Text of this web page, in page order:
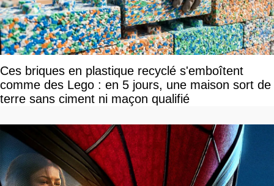
Ces briques en plastique recyclé s'emboîtent
comme des Lego : en 5 jours, une maison sort de
terre sans ciment ni maçon qualifié